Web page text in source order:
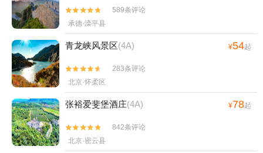


589条评论
承德·滦平县
青龙峡风景区(4A) ¥54起


283条评论
北京·怀柔区
张裕爱斐堡酒庄(4A) ¥78起


842条评论
北京·密云县